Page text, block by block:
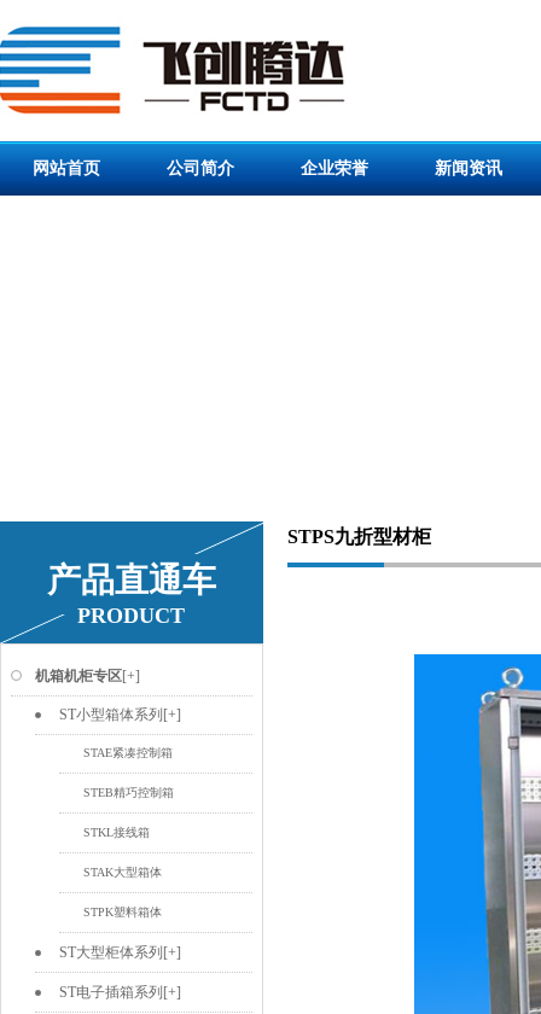
网站首页 公司简介 企业荣誉 新闻资讯
产品直通车
PRODUCT
机箱机柜专区[+]
ST小型箱体系列 [+]
STAE紧凑控制箱
STEB精巧控制箱
STKL接线箱
STAK大型箱体
STPK塑料箱体
ST大型柜体系列 [+]
ST电子插箱系列 [+]
STPS九折型材柜